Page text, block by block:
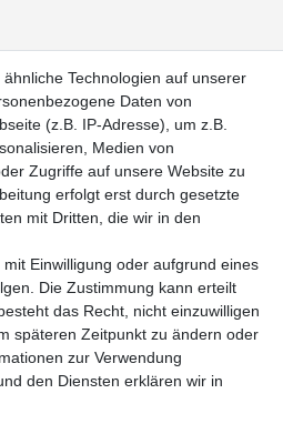
Technologien auf unserer
Daten von
(z.B. IP-Adresse), um z.B.
Medien von
Zugriffe auf unsere Website zu
erfolgt erst durch gesetzte
mit Dritten, die wir in den
Einwilligung oder aufgrund eines
Die Zustimmung kann erteilt
das Recht, nicht einzuwilligen
späteren Zeitpunkt zu ändern oder
zur Verwendung
den Diensten erklären wir in